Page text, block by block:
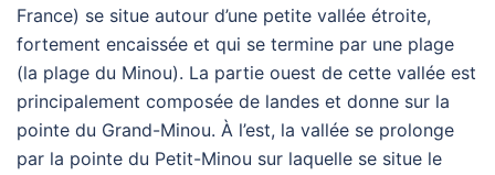
France) se situe autour d’une petite vallée étroite,
fortement encaissée et qui se termine par une plage
(la plage du Minou). La partie ouest de cette vallée est
principalement composée de landes et donne sur la
pointe du Grand-Minou. À l’est, la vallée se prolonge
par la pointe du Petit-Minou sur laquelle se situe le